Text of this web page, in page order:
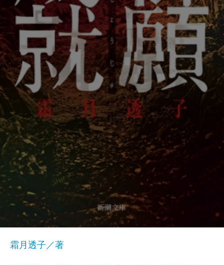
霜月透子／著